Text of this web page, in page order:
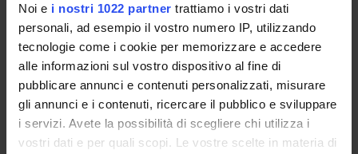
Noi e i nostri 1022 partner trattiamo i vostri dati
personali, ad esempio il vostro numero IP, utilizzando
tecnologie come i cookie per memorizzare e accedere
alle informazioni sul vostro dispositivo al fine di
pubblicare annunci e contenuti personalizzati, misurare
gli annunci e i contenuti, ricercare il pubblico e sviluppare
i servizi. Avete la possibilità di scegliere chi utilizza i
vostri dati e per quali scopi. Le vostre scelte in materia di
INCARICHI
ORGANIZZAZIONE
GOVERNANCE